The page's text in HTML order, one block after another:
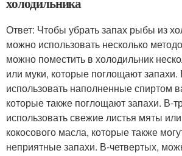
Ответ: Чтобы убрать запах рыбы из
можно использовать несколько
можно поместить в холодильник
или муки, которые поглощают
использовать наполненные спиртом
которые также поглощают запахи. В-
использовать свежие листья мяты
кокосового масла, которые также
неприятные запахи. В-четвертых,